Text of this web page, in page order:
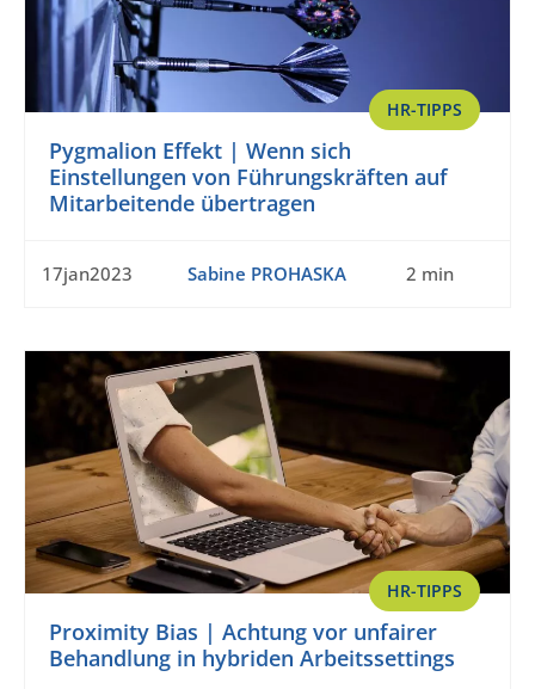
HR-TIPPS
Pygmalion Effekt | Wenn sich
Einstellungen von Führungskräften auf
Mitarbeitende übertragen
17jan2023 Sabine PROHASKA 2 min
HR-TIPPS
Proximity Bias | Achtung vor unfairer
Behandlung in hybriden Arbeitssettings